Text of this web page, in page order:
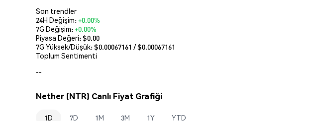
Son trendler
24H Değişim:+0.00%
7G Değişim:+0.00%
Piyasa Değeri:$0.00
7G Yüksek/Düşük: $0.00067161 / $0.00067161
Toplum Sentimenti
--
Nether (NTR) Canlı Fiyat Grafiği
1D 7D 1M 3M 1Y YTD